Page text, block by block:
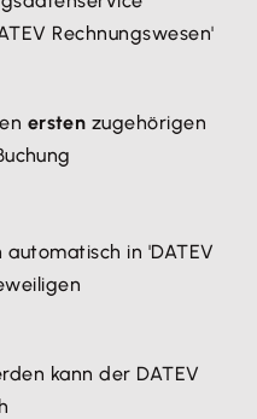
Rechnungswesen'
ersten zugehörigen
in 'DATEV
kann der DATEV